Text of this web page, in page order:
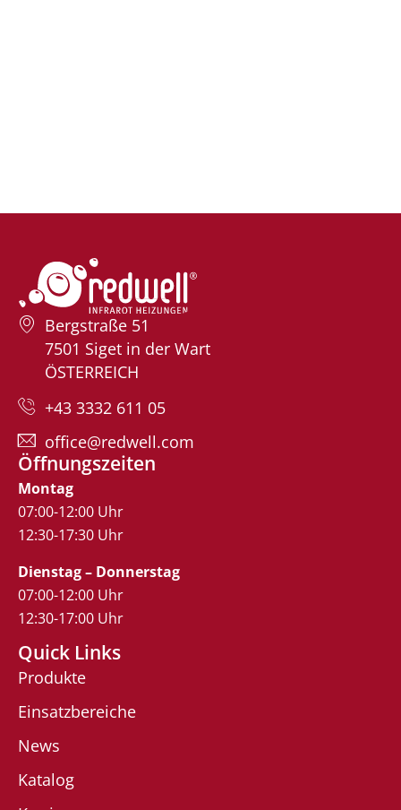
Bergstraße 51
7501 Siget in der Wart
ÖSTERREICH
+43 3332 611 05
office@redwell.com
Öffnungszeiten
Montag
07:00-12:00 Uhr
12:30-17:30 Uhr
Dienstag – Donnerstag
07:00-12:00 Uhr
12:30-17:00 Uhr
Quick Links
Produkte
Einsatzbereiche
News
Katalog